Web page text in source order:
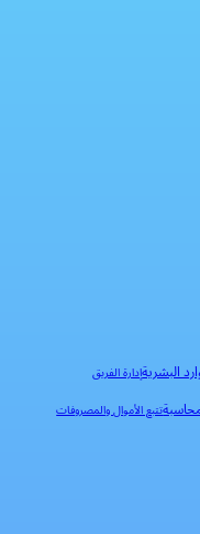
البشريةإدارة الفريق
تتبع الأموال والمصروفات